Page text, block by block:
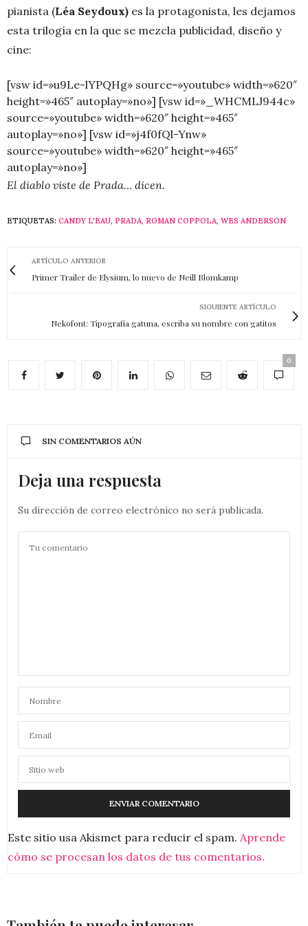
pianista (Léa Seydoux) es la protagonista, les dejamos
esta trilogía en la que se mezcla publicidad, diseño y
cine:
[vsw id=»u9Le-lYPQHg» source=»youtube» width=»620″
height=»465″ autoplay=»no»] [vsw id=»_WHCMLJ944c»
source=»youtube» width=»620″ height=»465″
autoplay=»no»] [vsw id=»j4f0fQl-Ynw»
source=»youtube» width=»620″ height=»465″
autoplay=»no»]
El diablo viste de Prada… dicen.
ETIQUETAS: CANDY L'EAU, PRADA, ROMAN COPPOLA, WES ANDERSON
ARTÍCULO ANTERIOR
Primer Trailer de Elysium, lo nuevo de Neill Blomkamp
SIGUIENTE ARTÍCULO
Nekofont: Tipografia gatuna, escriba su nombre con gatitos
0
SIN COMENTARIOS AÚN
Deja una respuesta
Su dirección de correo electrónico no será publicada.
Este sitio usa Akismet para reducir el spam. Aprende
cómo se procesan los datos de tus comentarios.